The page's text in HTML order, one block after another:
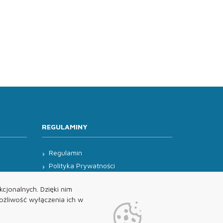
Dzięki nim
wyłączenia ich w
REGULAMINY
Regulamin
Polityka Prywatności